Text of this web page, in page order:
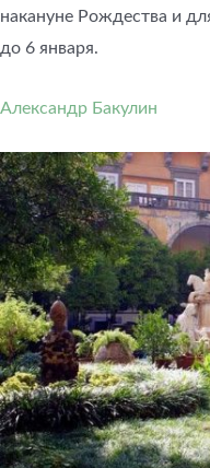
накануне Рождества и
до 6 января.
Александр Бакулин